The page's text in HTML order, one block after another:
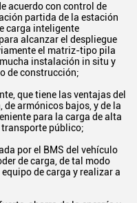
acuerdo con control de
partida de la estación
carga inteligente
alcanzar el despliegue
el matriz-tipo pila
instalación in situ y
de construcción;
que tiene las ventajas del
de armónicos bajos, y de la
para la carga de alta
transporte público;
por el BMS del vehículo
de carga, de tal modo
de carga y realizar a